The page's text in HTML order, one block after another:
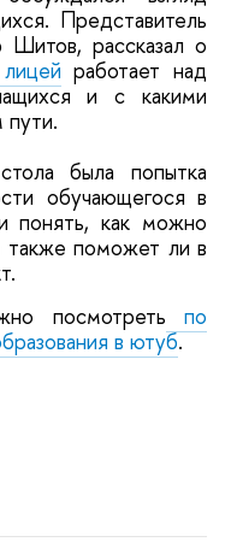
Представитель
Шитов, рассказал о
работает над
и с какими
пути.
была попытка
обучающегося в
понять, как можно
также поможет ли в
посмотреть по
в ютуб.